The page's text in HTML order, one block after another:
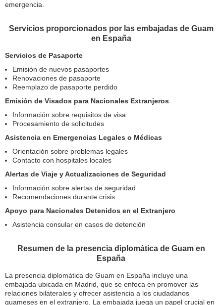
emergencia.
Servicios proporcionados por las embajadas de Guam
en España
Servicios de Pasaporte
Emisión de nuevos pasaportes
Renovaciones de pasaporte
Reemplazo de pasaporte perdido
Emisión de Visados para Nacionales Extranjeros
Información sobre requisitos de visa
Procesamiento de solicitudes
Asistencia en Emergencias Legales o Médicas
Orientación sobre problemas legales
Contacto con hospitales locales
Alertas de Viaje y Actualizaciones de Seguridad
Información sobre alertas de seguridad
Recomendaciones durante crisis
Apoyo para Nacionales Detenidos en el Extranjero
Asistencia consular en casos de detención
Resumen de la presencia diplomática de Guam en
España
La presencia diplomática de Guam en España incluye una
embajada ubicada en Madrid, que se enfoca en promover las
relaciones bilaterales y ofrecer asistencia a los ciudadanos
guameses en el extranjero. La embajada juega un papel crucial en